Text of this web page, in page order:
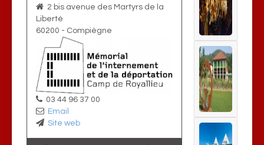
2 bis avenue des Martyrs de la
Liberté
60200 - Compiègne
03 44 96 37 00
Email
Site web